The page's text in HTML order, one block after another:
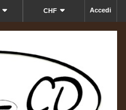
Accedi
CHF